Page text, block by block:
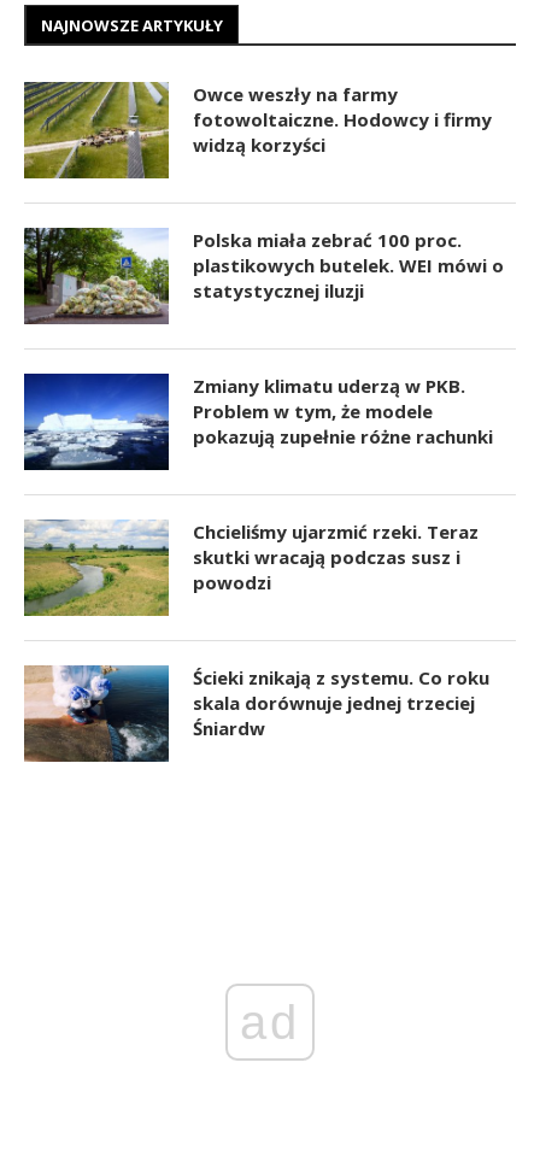
NAJNOWSZE ARTYKUŁY
Owce weszły na farmy
fotowoltaiczne. Hodowcy i firmy
widzą korzyści
Polska miała zebrać 100 proc.
plastikowych butelek. WEI mówi o
statystycznej iluzji
Zmiany klimatu uderzą w PKB.
Problem w tym, że modele
pokazują zupełnie różne rachunki
Chcieliśmy ujarzmić rzeki. Teraz
skutki wracają podczas susz i
powodzi
Ścieki znikają z systemu. Co roku
skala dorównuje jednej trzeciej
Śniardw
ad